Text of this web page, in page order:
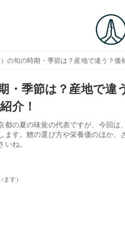
の旬の時期・季節は？産地で違う？価
・季節は？産地で違
介！
都の夏の味覚の代表ですが、今回は
ます。鱧の選び方や栄養価のほか、
ね。
す）